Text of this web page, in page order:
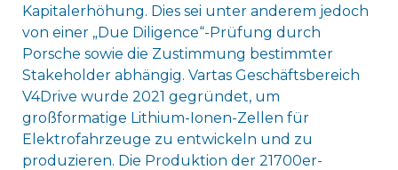
Kapitalerhöhung. Dies sei unter anderem jedoch
von einer „Due Diligence“-Prüfung durch
Porsche sowie die Zustimmung bestimmter
Stakeholder abhängig. Vartas Geschäftsbereich
V4Drive wurde 2021 gegründet, um
großformatige Lithium-Ionen-Zellen für
Elektrofahrzeuge zu entwickeln und zu
produzieren. Die Produktion der 21700er-